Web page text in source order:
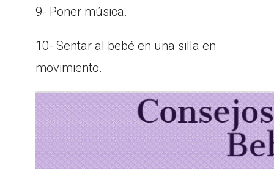
9- Poner música.
10- Sentar al bebé en una silla en
movimiento.